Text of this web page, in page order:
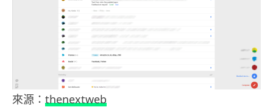
來源： thenextweb